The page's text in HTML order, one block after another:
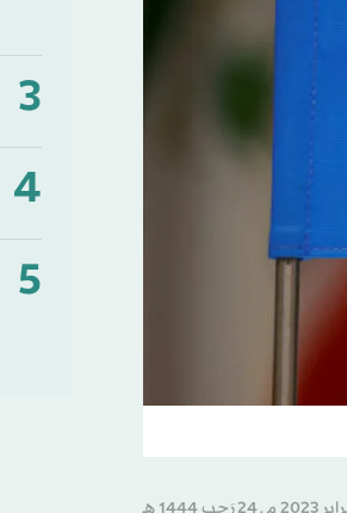
3
4
5